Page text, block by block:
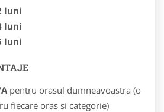
luni
luni
luni
pentru orasul dumneavoastra (o
fiecare oras si categorie)